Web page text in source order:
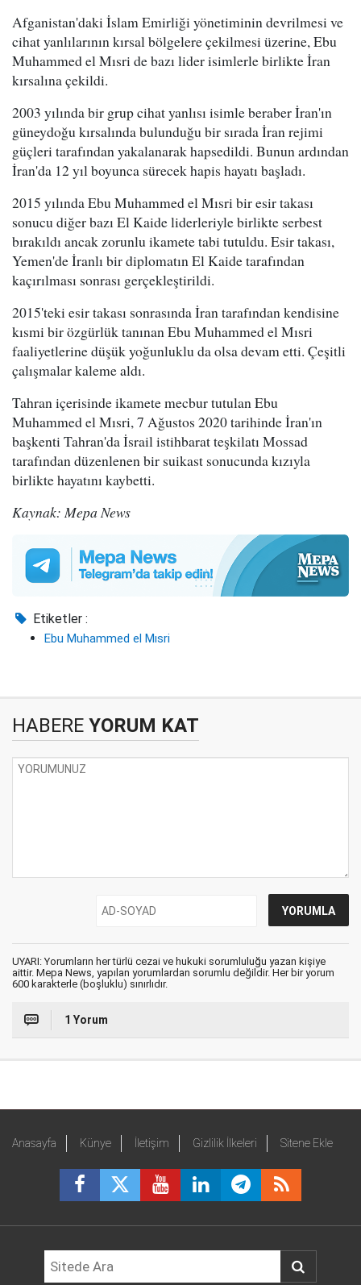
Afganistan'daki İslam Emirliği yönetiminin devrilmesi ve
cihat yanlılarının kırsal bölgelere çekilmesi üzerine, Ebu
Muhammed el Mısri de bazı lider isimlerle birlikte İran
kırsalına çekildi.
2003 yılında bir grup cihat yanlısı isimle beraber İran'ın
güneydoğu kırsalında bulunduğu bir sırada İran rejimi
güçleri tarafından yakalanarak hapsedildi. Bunun ardından
İran'da 12 yıl boyunca sürecek hapis hayatı başladı.
2015 yılında Ebu Muhammed el Mısri bir esir takası
sonucu diğer bazı El Kaide liderleriyle birlikte serbest
bırakıldı ancak zorunlu ikamete tabi tutuldu. Esir takası,
Yemen'de İranlı bir diplomatın El Kaide tarafından
kaçırılması sonrası gerçekleştirildi.
2015'teki esir takası sonrasında İran tarafından kendisine
kısmi bir özgürlük tanınan Ebu Muhammed el Mısri
faaliyetlerine düşük yoğunluklu da olsa devam etti. Çeşitli
çalışmalar kaleme aldı.
Tahran içerisinde ikamete mecbur tutulan Ebu
Muhammed el Mısri, 7 Ağustos 2020 tarihinde İran'ın
başkenti Tahran'da İsrail istihbarat teşkilatı Mossad
tarafından düzenlenen bir suikast sonucunda kızıyla
birlikte hayatını kaybetti.
Kaynak: Mepa News
Etiketler :
Ebu Muhammed el Mısri
HABERE YORUM KAT
UYARI: Yorumların her türlü cezai ve hukuki sorumluluğu yazan kişiye
aittir. Mepa News, yapılan yorumlardan sorumlu değildir. Her bir yorum
600 karakterle (boşluklu) sınırlıdır.
1 Yorum
Anasayfa Künye İletişim Gizlilik İlkeleri Sitene Ekle